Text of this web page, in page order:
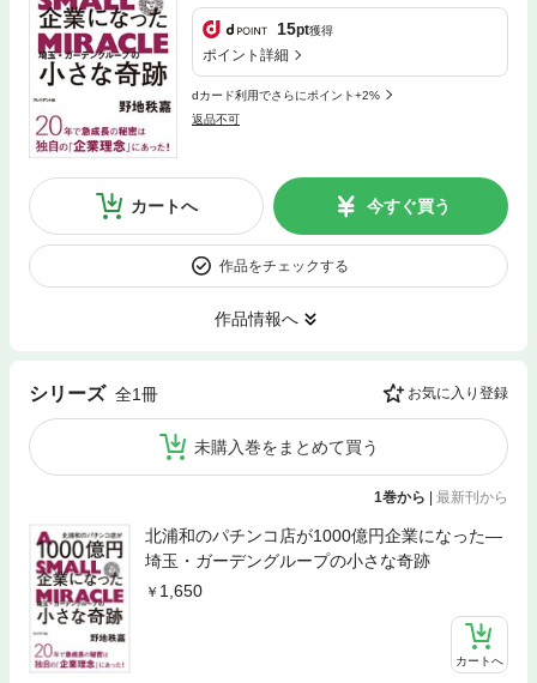
15pt獲得
ポイント詳細
dカード利用でさらにポイント+2%
返品不可
カートへ 今すぐ買う
作品をチェックする
作品情報へ
シリーズ 全1冊 お気に入り登録
未購入巻をまとめて買う
1巻から | 最新刊から
北浦和のパチンコ店が1000億円企業になった―
埼玉・ガーデングループの小さな奇跡
1,650
カートへ